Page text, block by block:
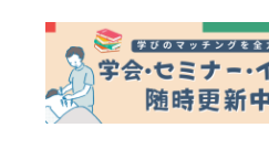
者